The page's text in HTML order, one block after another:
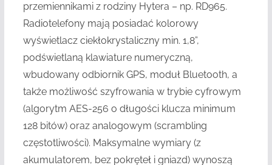
przemiennikami z rodziny Hytera – np. RD965.
Radiotelefony mają posiadać kolorowy
wyświetlacz ciekłokrystaliczny min. 1,8”,
podświetlaną klawiature numeryczną,
wbudowany odbiornik GPS, moduł Bluetooth, a
także możliwość szyfrowania w trybie cyfrowym
(algorytm AES-256 o długości klucza minimum
128 bitów) oraz analogowym (scrambling
częstotliwości). Maksymalne wymiary (z
akumulatorem, bez pokręteł i gniazd) wynoszą